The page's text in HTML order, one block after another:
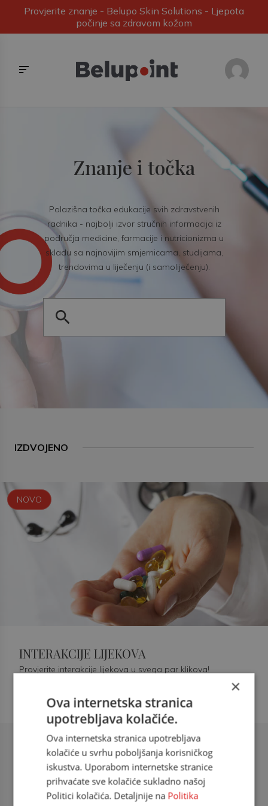
Provjerite znanje - Belupo Skin Solutions - Ljepota
počinje sa zdravom kožom
Znanje i točka
Polazišna točka edukacije svih zdravstvenih
radnika - najbolji izvor stručnih informacija iz
područja medicine, farmacije i nutricionizma u
skladu sa najnovijim smjernicama, studijama,
trendovima u liječenju (i samoliječenju).
IZDVOJENO
Šećerna bolest tip 2 = kardiovaskularna
doc. dr. sc. Višnja Kokić Maleš,
dr.med., specijalististica
NOVO
INTERAKCIJE LIJEKOVA
Provjerite interakcije lijekova u svega par klikova!
×
Ova internetska stranica
upotrebljava kolačiće.
Ova internetska stranica upotrebljava
kolačiće u svrhu poboljšanja korisničkog
iskustva. Uporabom internetske stranice
prihvaćate sve kolačiće sukladno našoj
Politici kolačića. Detaljnije na Politika